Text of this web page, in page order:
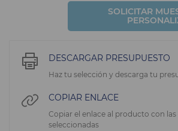
SOLICITAR
DESCARGAR PRESUPUESTO
Haz tu selección y descarga tu
COPIAR ENLACE
Copiar el enlace al producto con
seleccionadas